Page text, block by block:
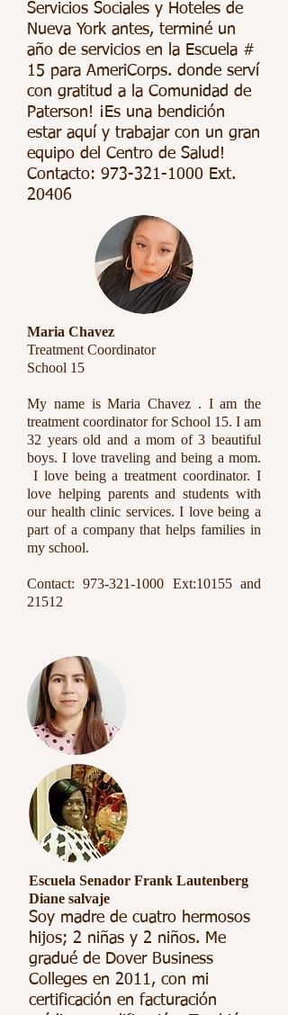
Servicios Sociales y Hoteles de
Nueva York antes, terminé un
año de servicios en la Escuela #
15 para AmeriCorps. donde serví
con gratitud a la Comunidad de
Paterson! ¡Es una bendición
estar aquí y trabajar con un gran
equipo del Centro de Salud!
Contacto: 973-321-1000 Ext.
20406
Maria Chavez
Treatment Coordinator ​
School 15
My name is Maria Chavez . I am the
treatment coordinator for School 15. I am
32 years old and a mom of 3 beautiful
boys. I love traveling and being a mom.
I love being a treatment coordinator. I
love helping parents and students with
our health clinic services. I love being a
part of a company that helps families in
my school.
Contact:973-321-1000 Ext:10155 and
21512
Escuela Senador Frank Lautenberg
Diane salvaje
Soy madre de cuatro hermosos
hijos; 2 niñas y 2 niños. Me
gradué de Dover Business
Colleges en 2011, con mi
certificación en facturación